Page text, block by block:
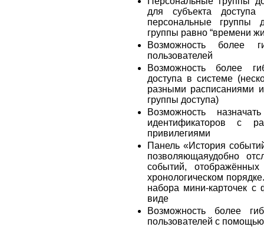
для субъекта
персональные группы
группы равно “времени
Возможность более
пользователей
Возможность более
доступа в системе
разными расписаниями
группы доступа)
Возможность
идентификаторов с
привилегиями
Панель «История
позволяющаяудобно
событий,
хронологическом
набора мини-карточек
виде
Возможность более
пользователей с